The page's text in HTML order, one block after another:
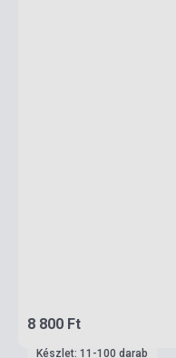
8 800 Ft
Készlet: 11-100 darab